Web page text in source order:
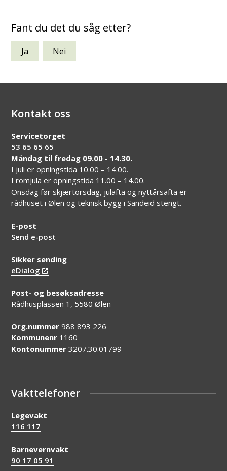
Fant du det du såg etter?
Ja Nei
Kontakt oss
Servicetorget
53 65 65 65
Måndag til fredag 09.00 - 14.30.
I juli er opningstida 10.00 – 14.00.
I romjula er opningstida 11.00 – 14.00.
Onsdag før skjærtorsdag, julafta og nyttårsafta er
rådhuset i Ølen og teknisk bygg i Sandeid stengt.
E-post
Send e-post
Sikker sending
eDialog
Post- og besøksadresse
Rådhusplassen 1, 5580 Ølen
Org.nummer988 893 226
Kommunenr 1160
Kontonummer3207.30.01799
Vakttelefoner
Legevakt
116 117
Barnevernvakt
90 17 05 91